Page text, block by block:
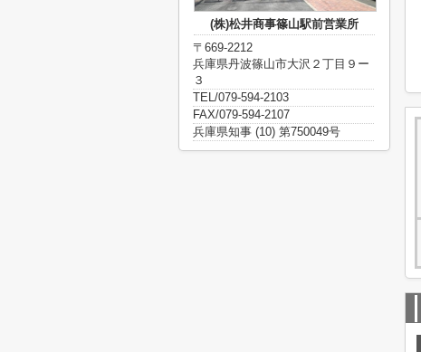
(株)松井商事篠山駅前営業所
〒669-2212
兵庫県丹波篠山市大沢２丁目９ー
３
TEL/079-594-2103
FAX/079-594-2107
兵庫県知事 (10) 第750049号